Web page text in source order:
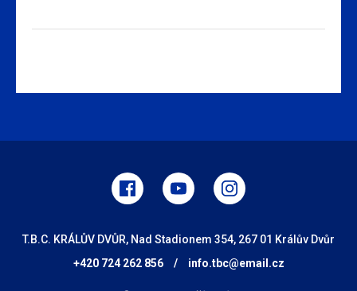
T.B.C. KRÁLŮV DVŮR, Nad Stadionem 354, 267 01 Králův Dvůr
+420 724 262 856
/ info.tbc@email.cz